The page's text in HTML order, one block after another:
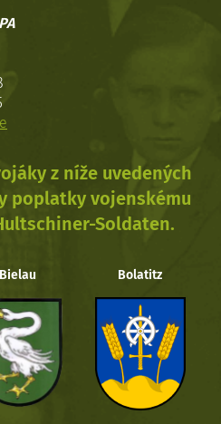
z níže uvedených
poplatky vojenskému
Soldaten.
Bielau Bolatitz